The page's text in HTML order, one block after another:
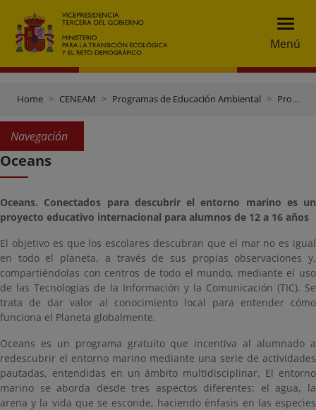
Menú
Home CENEAM Programas de Educación Ambiental Programas doutras entidades
Navegación
Oceans
Oceans. Conectados para descubrir el entorno marino es un
proyecto educativo internacional para alumnos de 12 a 16 años
El objetivo es que los escolares descubran que el mar no es igual
en todo el planeta, a través de sus propias observaciones y,
compartiéndolas con centros de todo el mundo, mediante el uso
de las Tecnologías de la Información y la Comunicación (TIC). Se
trata de dar valor al conocimiento local para entender cómo
funciona el Planeta globalmente.
Oceans es un programa gratuito que incentiva al alumnado a
redescubrir el entorno marino mediante una serie de actividades
pautadas, entendidas en un ámbito multidisciplinar. El entorno
marino se aborda desde tres aspectos diferentes: el agua, la
arena y la vida que se esconde, haciendo énfasis en las especies